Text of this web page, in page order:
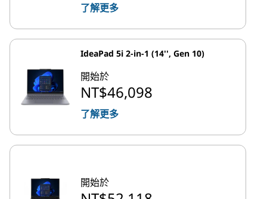
了解更多
IdeaPad 5i 2-in-1 (14'', Gen 10)
開始於
NT$46,098
了解更多
開始於